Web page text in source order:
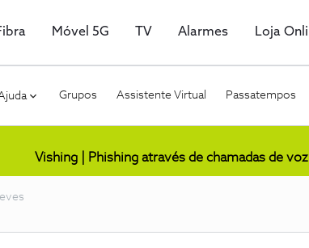
Móvel 5G TV Alarmes Loja
Grupos Assistente Virtual Passatempos
Vishing | Phishing através de chamadas de